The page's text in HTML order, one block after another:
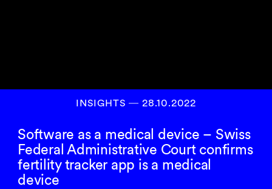
INSIGHTS― 28.10.2022
Software as a medical device – Swiss
Federal Administrative Court confirms
fertility tracker app is a medical
device